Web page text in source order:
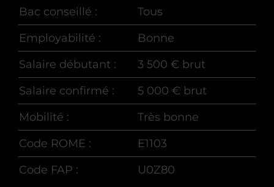
Bac conseillé :
Tous
Employabilité :
Bonne
Salaire débutant :
3 500 € brut
Salaire confirmé :
5 000 € brut
Mobilité :
Très bonne
Code ROME :
E1103
Code FAP :
U0Z80